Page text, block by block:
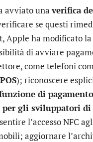
avviato unaverifica
se questi
Apple ha modificato
di avviare
come telefoni
); riconoscere
di
gli sviluppatori di
l’accesso NFC
aggiornare